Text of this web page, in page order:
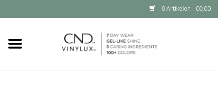
0 Artikelen - €0,00
Home